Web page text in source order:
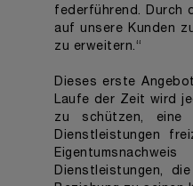
federführend. Durch
auf unsere Kunden
zu erweitern.“
Dieses erste
Laufe der Zeit wird
zu schützen, eine
Dienstleistungen
Dienstleistungen,